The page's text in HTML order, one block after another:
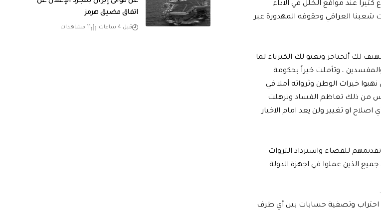
عند مواقع الخلل في الاداء
شعبنا العراقي وحقوقه المهدورة عبر
لك ألحناجر وتعنو لك الكبرياء لما
، وتأملت خيراً بحكومة
خيرات الوطن وثرواته أملا في
من ذلك تعاظم الفساد وترهلت
او تغيير ولن يعد امام الاخيار
للقضاء واسترداد الثروات
الذين عملوا في اجهزة الدولة
احتراب وتصفية حسابات بين أي طرف
اتفاق مضيق هرمز
قبل 4 ساعات 11 مشاهدات